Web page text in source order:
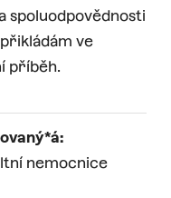
spoluodpovědnosti
ve
příběh.
nemocnice